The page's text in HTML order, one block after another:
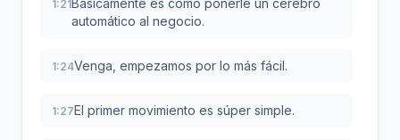
1:21
automático al negocio.
1:24Venga, empezamos por lo más fácil.
1:27El primer movimiento es súper simple.